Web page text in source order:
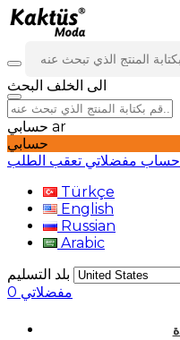
الى الخلف البحث
ar
حسابي
حساب مفضلاتي تعقب الطلب
Türkçe
English
Russian
Arabic
بلد التسليم
مفضلاتي 0